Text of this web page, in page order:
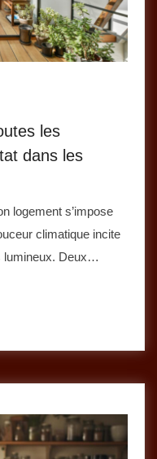
les
dans les
logement s’impose
climatique incite
lumineux. Deux…